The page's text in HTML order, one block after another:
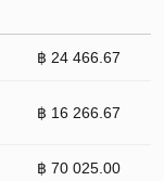
฿ 24 466.67
฿ 16 266.67
฿ 70 025.00